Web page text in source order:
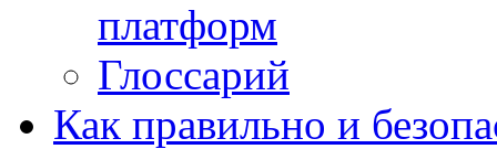
платформ
Глоссарий
Как правильно и